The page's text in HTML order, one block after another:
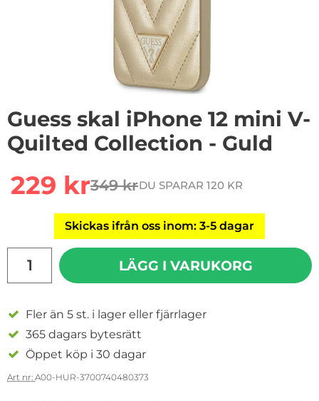
Guess skal iPhone 12 mini V-
Quilted Collection - Guld
rea pris
229 krtidigare pris
349 krDU SPARAR 120 KR
Skickas ifrån oss inom: 3-5 dagar
LÄGG I VARUKORG
Fler än 5 st. i lager eller fjärrlager
365 dagars bytesrätt
Öppet köp i 30 dagar
Art nr: A00-HUR-3700740480373